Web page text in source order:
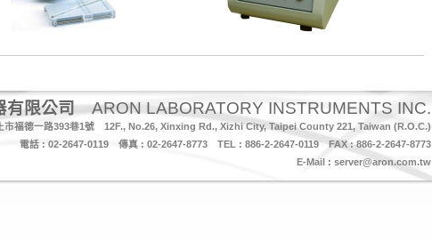
有限公司 ARON LABORATORY INSTRUMENTS INC.
市福德一路393巷1號 12F., No.26, Xinxing Rd., Xizhi City, Taipei County 221, Taiwan (R.O.C.)
電話 : 02-2647-0119 傳真 : 02-2647-8773 TEL : 886-2-2647-0119 FAX : 886-2-2647-8773
E-Mail : server@aron.com.tw